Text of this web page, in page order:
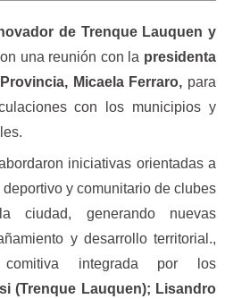
de Trenque Lauquen y
una reunión con la presidenta
Micaela Ferraro, para
con los municipios y
iniciativas orientadas a
y comunitario de clubes
ciudad, generando nuevas
y desarrollo territorial.,
integrada por los
(Trenque Lauquen); Lisandro